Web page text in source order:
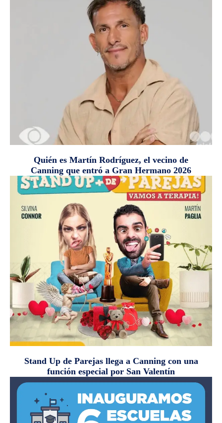
Quién es Martín Rodríguez, el vecino de
Canning que entró a Gran Hermano 2026
Stand Up de Parejas llega a Canning con una
función especial por San Valentín